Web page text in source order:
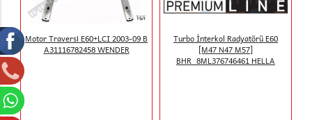
Motor Traversi E60+LCI 2003-09 B
A31116782458 WENDER
Turbo İnterkol Radyatörü E60
[M47 N47 M57]
BHR_8ML376746461 HELLA